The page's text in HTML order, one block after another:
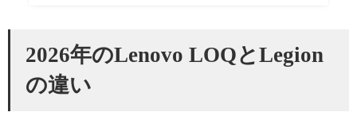
2026年のLenovo LOQとLegion
の違い